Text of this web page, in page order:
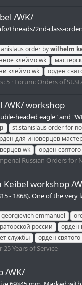
/WK/
2nd-class-
order bywilhelm
клеймо wk
клеймо wk орден
5 Forum: Orders of
/WK/ workshop
headed eagle" and
st.stanislaus order for
для иноверцев
wk орден
Russian Orders for
Keibel workshop /
1868). One of the
emmanuel
россии орден
службы орден
Years of Service
/WK/